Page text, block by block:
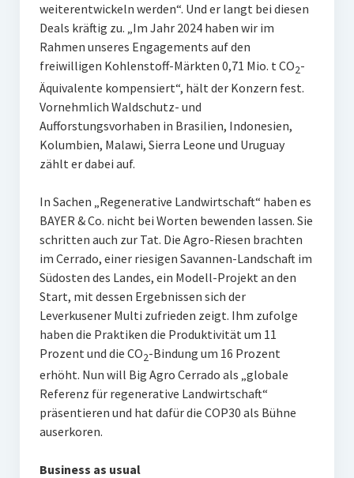
weiterentwickeln werden“. Und er langt bei diesen
Deals kräftig zu. „Im Jahr 2024 haben wir im
Rahmen unseres Engagements auf den
freiwilligen Kohlenstoff-Märkten 0,71 Mio. t CO2-
Äquivalente kompensiert“, hält der Konzern fest.
Vornehmlich Waldschutz- und
Aufforstungsvorhaben in Brasilien, Indonesien,
Kolumbien, Malawi, Sierra Leone und Uruguay
zählt er dabei auf.
In Sachen „Regenerative Landwirtschaft“ haben es
BAYER & Co. nicht bei Worten bewenden lassen. Sie
schritten auch zur Tat. Die Agro-Riesen brachten
im Cerrado, einer riesigen Savannen-Landschaft im
Südosten des Landes, ein Modell-Projekt an den
Start, mit dessen Ergebnissen sich der
Leverkusener Multi zufrieden zeigt. Ihm zufolge
haben die Praktiken die Produktivität um 11
Prozent und die CO2-Bindung um 16 Prozent
erhöht. Nun will Big Agro Cerrado als „globale
Referenz für regenerative Landwirtschaft“
präsentieren und hat dafür die COP30 als Bühne
auserkoren.
Business as usual